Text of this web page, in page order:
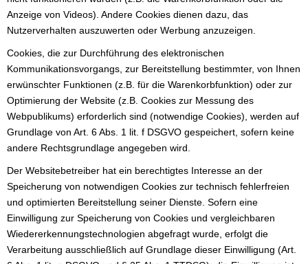
Anzeige von Videos). Andere Cookies dienen dazu, das
Nutzerverhalten auszuwerten oder Werbung anzuzeigen.
Cookies, die zur Durchführung des elektronischen
Kommunikationsvorgangs, zur Bereitstellung bestimmter, von Ihnen
erwünschter Funktionen (z.B. für die Warenkorbfunktion) oder zur
Optimierung der Website (z.B. Cookies zur Messung des
Webpublikums) erforderlich sind (notwendige Cookies), werden auf
Grundlage von Art. 6 Abs. 1 lit. f DSGVO gespeichert, sofern keine
andere Rechtsgrundlage angegeben wird.
Der Websitebetreiber hat ein berechtigtes Interesse an der
Speicherung von notwendigen Cookies zur technisch fehlerfreien
und optimierten Bereitstellung seiner Dienste. Sofern eine
Einwilligung zur Speicherung von Cookies und vergleichbaren
Wiedererkennungstechnologien abgefragt wurde, erfolgt die
Verarbeitung ausschließlich auf Grundlage dieser Einwilligung (Art.